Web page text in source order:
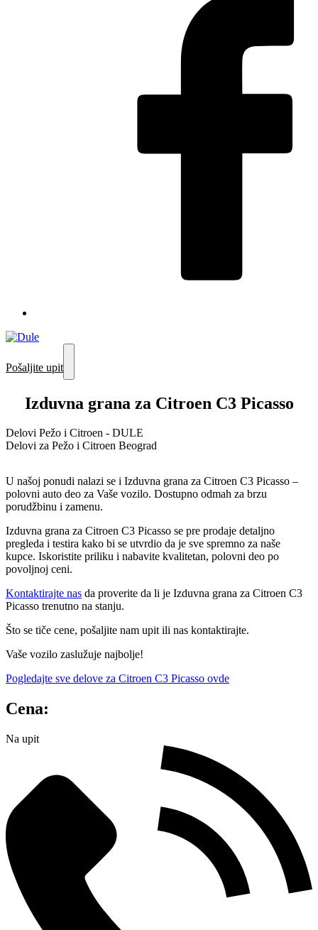
Pošaljite upit
Izduvna grana za Citroen C3 Picasso
Delovi Pežo i Citroen - DULE
Delovi za Pežo i Citroen Beograd
U našoj ponudi nalazi se i Izduvna grana za Citroen C3 Picasso –
polovni auto deo za Vaše vozilo. Dostupno odmah za brzu
porudžbinu i zamenu.
Izduvna grana za Citroen C3 Picasso se pre prodaje detaljno
pregleda i testira kako bi se utvrdio da je sve spremno za naše
kupce. Iskoristite priliku i nabavite kvalitetan, polovni deo po
povoljnoj ceni.
Kontaktirajte nas da proverite da li je Izduvna grana za Citroen C3
Picasso trenutno na stanju.
Što se tiče cene, pošaljite nam upit ili nas kontaktirajte.
Vaše vozilo zaslužuje najbolje!
Pogledajte sve delove za Citroen C3 Picasso ovde
Cena:
Na upit